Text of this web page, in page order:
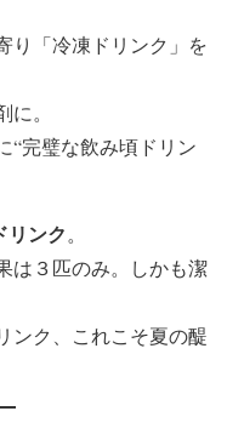
り「冷凍ドリンク」を
。
完璧な飲み頃ドリン
リンク。
は３匹のみ。しかも潔
ンク、これこそ夏の醍